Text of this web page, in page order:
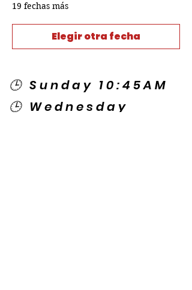
19 fechas más
Elegir otra fecha
🕒 Sunday 10:45AM
🕒 Wednesday